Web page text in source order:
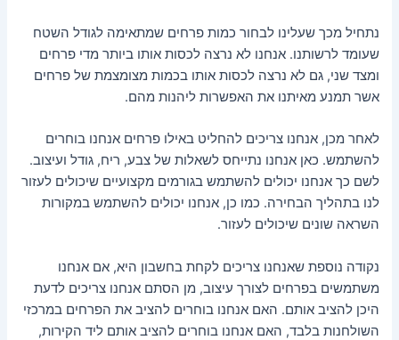
נתחיל מכך שעלינו לבחור כמות פרחים שמתאימה לגודל השטח
שעומד לרשותנו. אנחנו לא נרצה לכסות אותו ביותר מדי פרחים
ומצד שני, גם לא נרצה לכסות אותו בכמות מצומצמת של פרחים
אשר תמנע מאיתנו את האפשרות ליהנות מהם.
לאחר מכן, אנחנו צריכים להחליט באילו פרחים אנחנו בוחרים
להשתמש. כאן אנחנו נתייחס לשאלות של צבע, ריח, גודל ועיצוב.
לשם כך אנחנו יכולים להשתמש בגורמים מקצועיים שיכולים לעזור
לנו בתהליך הבחירה. כמו כן, אנחנו יכולים להשתמש במקורות
השראה שונים שיכולים לעזור.
נקודה נוספת שאנחנו צריכים לקחת בחשבון היא, אם אנחנו
משתמשים בפרחים לצורך עיצוב, מן הסתם אנחנו צריכים לדעת
היכן להציב אותם. האם אנחנו בוחרים להציב את הפרחים במרכזי
השולחנות בלבד, האם אנחנו בוחרים להציב אותם ליד הקירות,